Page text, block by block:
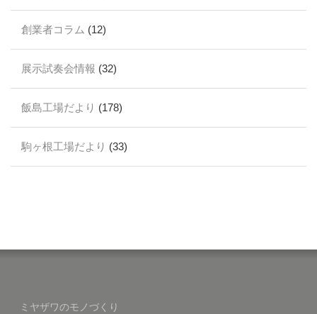
創業者コラム (12)
展示試奏会情報 (32)
飯島工場だより (178)
駒ヶ根工場だより (33)
ミヤザワのモノづくり